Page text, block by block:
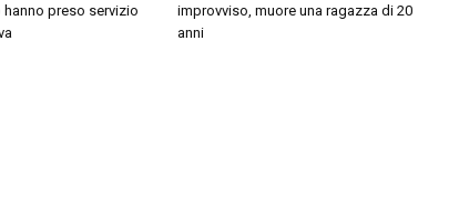
preso servizio
improvviso, muore una ragazza di 20
anni